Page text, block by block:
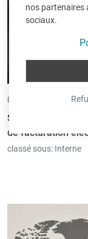
nos partenaires
sociaux.
07/10/2025 • par
Soirées
de facturation
classé sous: Interne